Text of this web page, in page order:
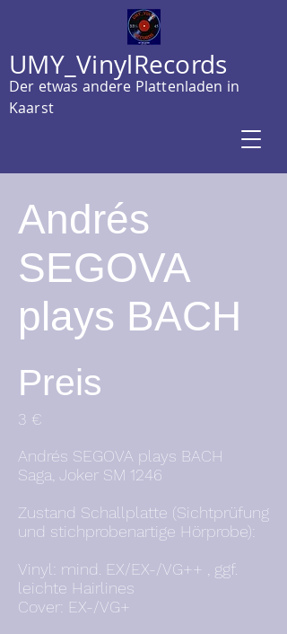
UMY_VinylRecords
Der etwas andere Plattenladen in
Kaarst
Andrés
SEGOVA
plays BACH
Preis
3 €
Andrés SEGOVA plays BACH
Saga, Joker SM 1246
Zustand Schallplatte (Sichtprüfung
und stichprobenartige Hörprobe):
Vinyl: mind. EX/EX-/VG++ , ggf.
leichte Hairlines
Cover: EX-/VG+